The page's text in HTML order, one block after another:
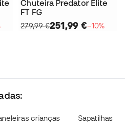
Chuteira Predator Elite
FT FG
279,99 €251,99 €−10%
crianças Sapatilhas